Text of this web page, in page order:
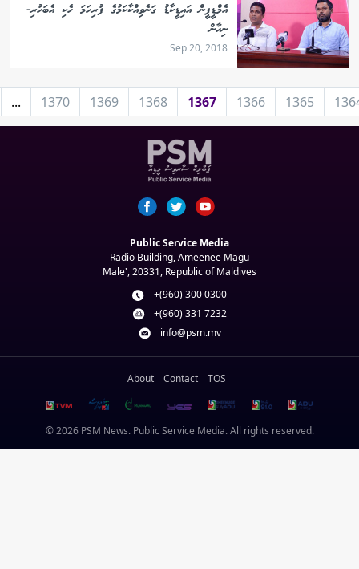
އެމްޑީޕީން އައިޑީކާޑު ގަނެވިއްކާކަމުގެ ފުރިހަމަ ހެކި އެބަހުރި-
ނިހާން
Sep 20, 2018
1365
1366
1367
1368
1369
1370
...
Public Service Media
Radio Building, Ameenee Magu
Male', 20331, Republic of Maldives
+(960) 300 0300
+(960) 331 7232
info@psm.mv
About Contact TOS
© 2026 PSM News. Public Service Media. All rights reserved.